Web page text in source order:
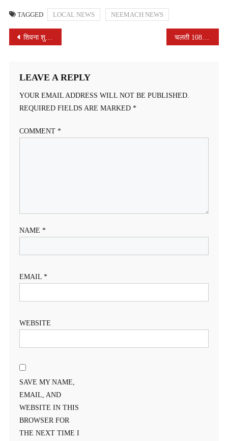
TAGGED LOCAL NEWS NEEMACH NEWS
POST
शिवना शुद्धिकरण जनअभियान के 126वें दिन श्रमदानियों ने निकाली एक ट्रॉली गंदगी, विधायक विपिन जैन ने किया श्रमदान का आह्वान
LEAVE A REPLY
YOUR EMAIL ADDRESS WILL NOT BE PUBLISHED.
REQUIRED FIELDS ARE MARKED *
COMMENT *
NAME *
EMAIL *
WEBSITE
SAVE MY NAME,
EMAIL, AND
WEBSITE IN THIS
BROWSER FOR
THE NEXT TIME I